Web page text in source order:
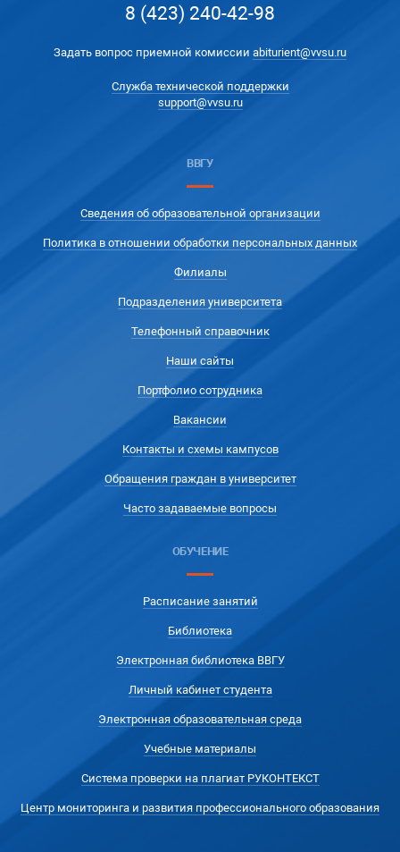
8 (423) 240-42-98
Задать вопрос приемной комиссии abiturient@vvsu.ru
Служба технической поддержки
support@vvsu.ru
ВВГУ
Сведения об образовательной организации
Политика в отношении обработки персональных данных
Филиалы
Подразделения университета
Телефонный справочник
Наши сайты
Портфолио сотрудника
Вакансии
Контакты и схемы кампусов
Обращения граждан в университет
Часто задаваемые вопросы
ОБУЧЕНИЕ
Расписание занятий
Библиотека
Электронная библиотека ВВГУ
Личный кабинет студента
Электронная образовательная среда
Учебные материалы
Система проверки на плагиат РУКОНТЕКСТ
Центр мониторинга и развития профессионального образования